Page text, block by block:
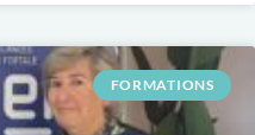
FORMATIONS